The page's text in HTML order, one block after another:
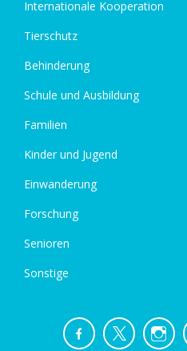
Internationale Kooperation
Tierschutz
Behinderung
Schule und Ausbildung
Familien
Kinder und Jugend
Einwanderung
Forschung
Senioren
Sonstige